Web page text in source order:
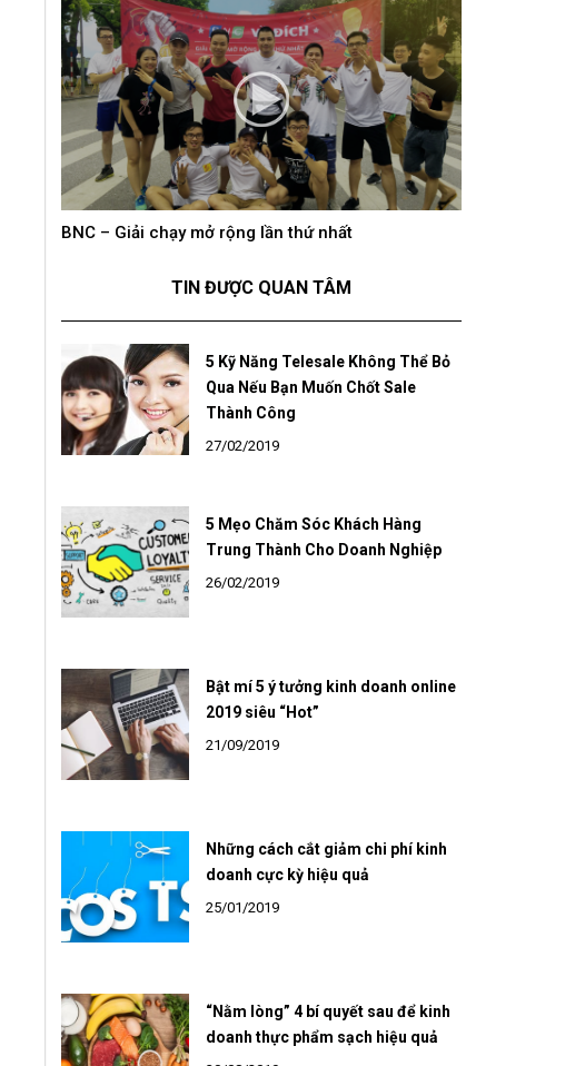
Không khí cổ vũ U23 Việt Nam tại BNC Group trên
5 Kỹ Năng Telesale Không Thể Bỏ
Qua Nếu Bạn Muốn Chốt Sale
5 Mẹo Chăm Sóc Khách Hàng
Bật mí 5 ý tưởng kinh doanh online
Những cách cắt giảm chi phí kinh
“Nằm lòng” 4 bí quyết sau để kinh